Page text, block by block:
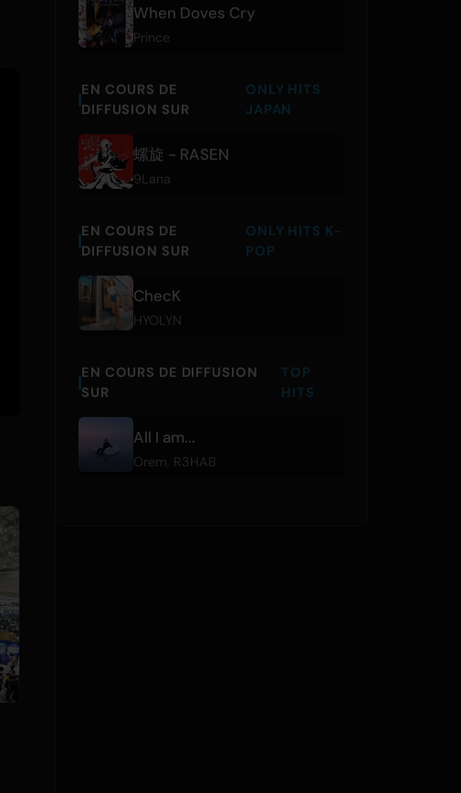
When Doves Cry
Prince
EN COURS DE
DIFFUSION SUR
ONLY HITS
JAPAN
螺旋 - RASEN
9Lana
EN COURS DE
DIFFUSION SUR
ONLY HITS K-
POP
ChecK
HYOLYN
EN COURS DE DIFFUSION
SUR
TOP
HITS
All I am...
Orem R3HAB